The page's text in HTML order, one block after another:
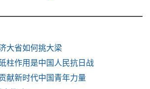
大省如何挑大梁
柱作用是中国人民抗日战
献新时代中国青年力量